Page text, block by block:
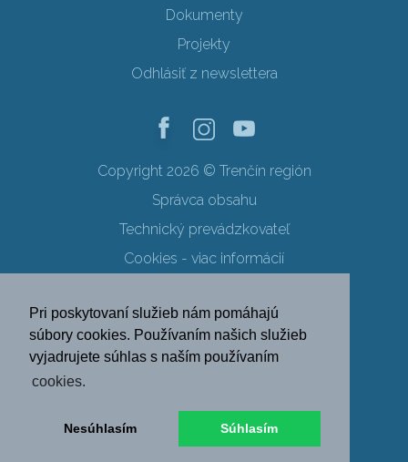
Pri poskytovaní služieb nám pomáhajú
súbory cookies. Používaním našich služieb
vyjadrujete súhlas s naším používaním
cookies.
Nesúhlasím Súhlasím
Dokumenty
Projekty
Odhlásiť z newslettera
Copyright 2026 © Trenčín región
Správca obsahu
Technický prevádzkovateľ
Cookies - viac informácií
Ochrana osobných údajov
SK EN DE
PL